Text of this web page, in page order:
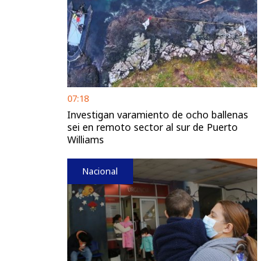
07:18
Investigan varamiento de ocho ballenas
sei en remoto sector al sur de Puerto
Williams
Nacional